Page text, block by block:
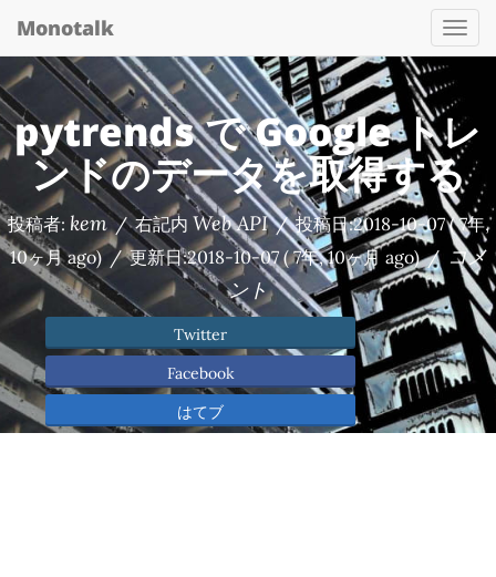
Monotalk
pytrends で Google トレ
ンドのデータを取得する
投稿者: kem / 右記内 Web API / 投稿日:2018-10-07( 7年,
10ヶ月 ago) / 更新日:2018-10-07( 7年, 10ヶ月 ago) / コメ
ント
Twitter
Facebook
はてブ